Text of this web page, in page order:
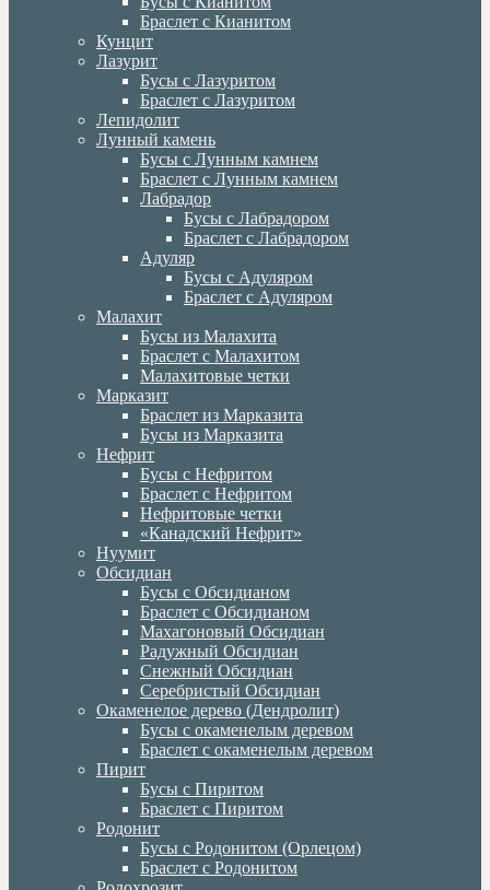
Браслет с Кианитом
Кунцит
Лазурит
Бусы с Лазуритом
Браслет с Лазуритом
Лепидолит
Лунный камень
Бусы с Лунным камнем
Браслет с Лунным камнем
Лабрадор
Бусы с Лабрадором
Браслет с Лабрадором
Адуляр
Бусы с Адуляром
Браслет с Адуляром
Малахит
Бусы из Малахита
Браслет с Малахитом
Малахитовые четки
Марказит
Браслет из Марказита
Бусы из Марказита
Нефрит
Бусы с Нефритом
Браслет с Нефритом
Нефритовые четки
«Канадский Нефрит»
Нуумит
Обсидиан
Бусы с Обсидианом
Браслет с Обсидианом
Махагоновый Обсидиан
Радужный Обсидиан
Снежный Обсидиан
Серебристый Обсидиан
Окаменелое дерево (Дендролит)
Бусы с окаменелым деревом
Браслет с окаменелым деревом
Пирит
Бусы с Пиритом
Браслет с Пиритом
Родонит
Бусы с Родонитом (Орлецом)
Браслет с Родонитом